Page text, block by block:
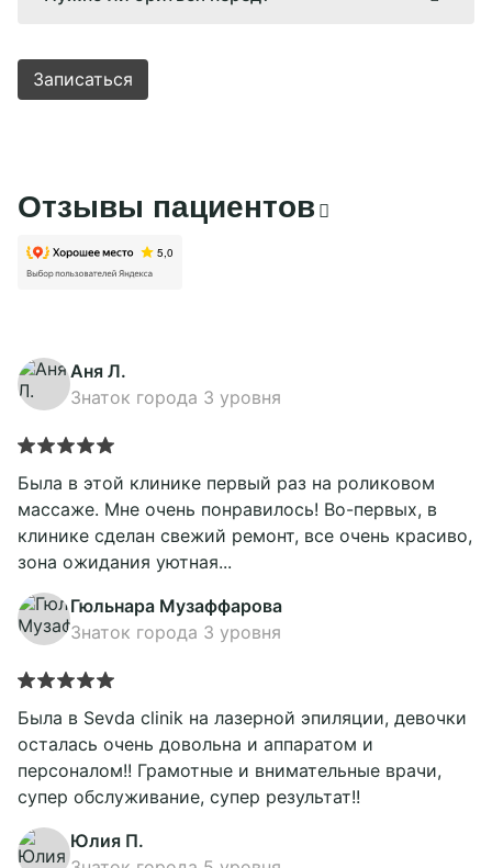
Записаться
Отзывы пациентов
Аня Л.
Знаток города 3 уровня
Была в этой клинике первый раз на роликовом
массаже. Мне очень понравилось! Во-первых, в
клинике сделан свежий ремонт, все очень красиво,
зона ожидания уютная...
Гюльнара Музаффарова
Знаток города 3 уровня
Была в Sevda clinik на лазерной эпиляции, девочки
осталась очень довольна и аппаратом и
персоналом!! Грамотные и внимательные врачи,
супер обслуживание, супер результат!!
Юлия П.